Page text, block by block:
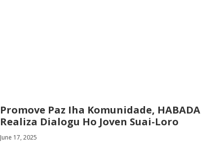
Promove Paz Iha Komunidade, HABADA
Realiza Dialogu Ho Joven Suai-Loro
June 17, 2025